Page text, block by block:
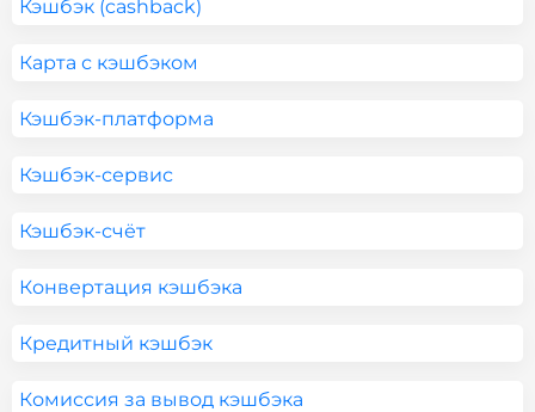
Кэшбэк (cashback)
Карта с кэшбэком
Кэшбэк-платформа
Кэшбэк-сервис
Кэшбэк-счёт
Конвертация кэшбэка
Кредитный кэшбэк
Комиссия за вывод кэшбэка